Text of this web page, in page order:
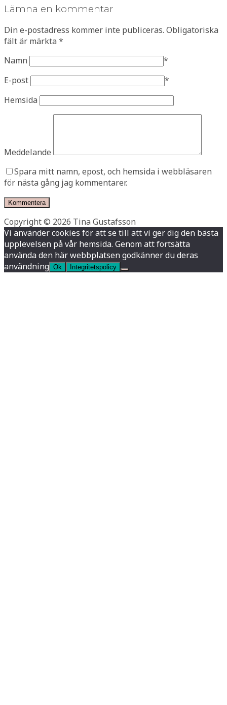
Lämna en kommentar
Din e-postadress kommer inte publiceras. Obligatoriska
fält är märkta *
Namn
*
E-post
*
Hemsida
Meddelande
Spara mitt namn, epost, och hemsida i webbläsaren
för nästa gång jag kommentarer.
Copyright © 2026 Tina Gustafsson
Vi använder cookies för att se till att vi ger dig den bästa
upplevelsen på vår hemsida. Genom att fortsätta
använda den här webbplatsen godkänner du deras
användning Ok Integritetspolicy